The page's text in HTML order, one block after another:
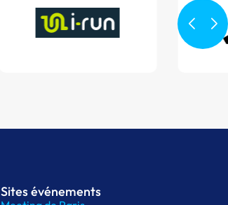
Sites événements